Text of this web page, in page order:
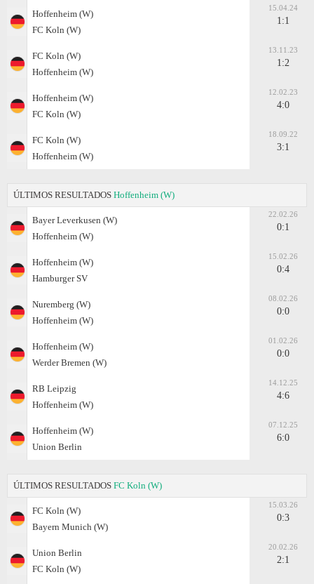
Hoffenheim (W)
FC Koln (W)
15.04.24
1:1
FC Koln (W)
Hoffenheim (W)
13.11.23
1:2
Hoffenheim (W)
FC Koln (W)
12.02.23
4:0
FC Koln (W)
Hoffenheim (W)
18.09.22
3:1
ÚLTIMOS RESULTADOS Hoffenheim (W)
Bayer Leverkusen (W)
Hoffenheim (W)
22.02.26
0:1
Hoffenheim (W)
Hamburger SV
15.02.26
0:4
Nuremberg (W)
Hoffenheim (W)
08.02.26
0:0
Hoffenheim (W)
Werder Bremen (W)
01.02.26
0:0
RB Leipzig
Hoffenheim (W)
14.12.25
4:6
Hoffenheim (W)
Union Berlin
07.12.25
6:0
ÚLTIMOS RESULTADOS FC Koln (W)
FC Koln (W)
Bayern Munich (W)
15.03.26
0:3
Union Berlin
FC Koln (W)
20.02.26
2:1